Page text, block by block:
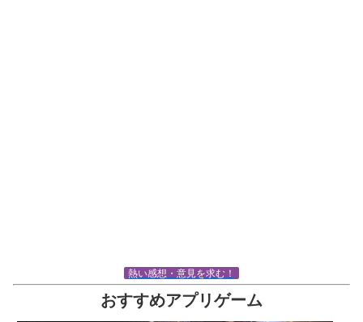
熱い感想・意見を求む！
おすすめアプリゲーム